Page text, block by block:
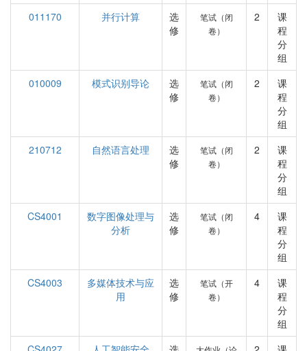
011170
并行计算
选
修
笔试（闭
卷）
2
课
程
分
组
010009
模式识别导论
选
修
笔试（闭
卷）
2
课
程
分
组
210712
自然语言处理
选
修
笔试（闭
卷）
2
课
程
分
组
CS4001
数字图像处理与
分析
选
修
笔试（闭
卷）
4
课
程
分
组
CS4003
多媒体技术与应
用
选
修
笔试（开
卷）
4
课
程
分
组